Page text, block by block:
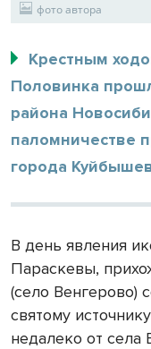
фото автора
Крестным
Половинка
района
паломничестве
города
В день явления
Параскевы,
(село Венгерово)
святому
недалеко от села